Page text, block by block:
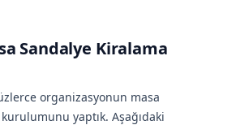
Sandalye Kiralama
organizasyonun masa
yaptık. Aşağıdaki